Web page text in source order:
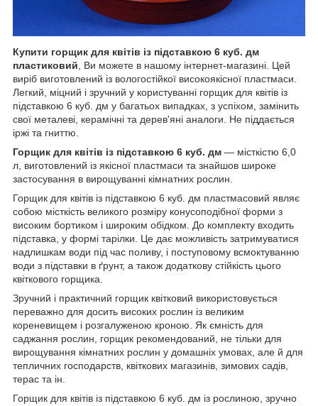
Купити горщик для квітів із підставкою 6 куб. дм
пластиковий , Ви можете в нашому інтернет-магазині. Цей
виріб виготовлений із вологостійкої високоякісної пластмаси.
Легкий, міцний і зручний у користуванні горщик для квітів із
підставкою 6 куб. дм у багатьох випадках, з успіхом, замінить
свої металеві, керамічні та дерев'яні аналоги. Не піддається
іржі та гниттю.
Горщик для квітів із підставкою 6 куб. дм — місткістю 6,0
л, виготовлений із якісної пластмаси та знайшов широке
застосування в вирощуванні кімнатних рослин.
Горщик для квітів із підставкою 6 куб. дм пластмасовий являє
собою місткість великого розміру конусоподібної форми з
високим бортиком і широким обідком. До комплекту входить
підставка, у формі тарілки. Це дає можливість затримуватися
надлишкам води під час поливу, і поступовому всмоктуванню
води з підставки в ґрунт, а також додаткову стійкість цього
квіткового горщика.
Зручний і практичний горщик квітковий використовується
переважно для досить високих рослин із великим
кореневищем і розгалуженою кроною. Як ємність для
саджання рослин, горщик рекомендований, не тільки для
вирощування кімнатних рослин у домашніх умовах, але й для
тепличних господарств, квіткових магазинів, зимових садів,
терас та ін.
Горщик для квітів із підставкою 6 куб. дм із рослиною, зручно